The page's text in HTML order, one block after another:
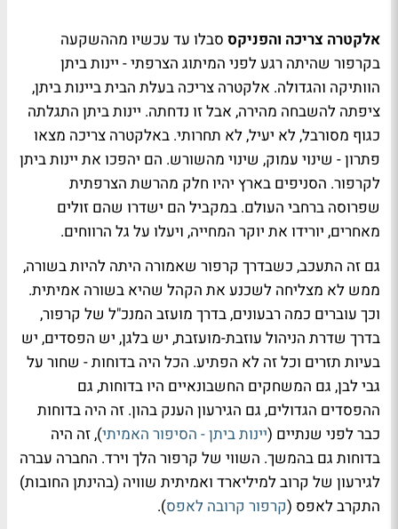
אלקטרה צריכה והפניקס סבלו עד עכשיו מההשקעה
בקרפור שהיתה רגע לפני המיתוג הצרפתי - יינות ביתן
הוותיקה והגדולה. אלקטרה צריכה בעלת הבית ביינות ביתן,
ציפתה להשבחה מהירה, אבל זו נדחתה. יינות ביתן התגלתה
כגוף מסורבל, לא יעיל, לא תחרותי. באלקטרה צריכה מצאו
פתרון - שינוי עמוק, שינוי מהשורש. הם יהפכו את יינות ביתן
לקרפור. הסניפים בארץ יהיו חלק מהרשת הצרפתית
שפרוסה ברחבי העולם. במקביל הם ישדרו שהם זולים
מאחרים, יורידו את יוקר המחייה, ויעלו על גל הרווחים.
גם זה התעכב, כשבדרך קרפור שאמורה היתה להיות בשורה,
ממש לא מצליחה לשכנע את הקהל שהיא בשורה אמיתית.
וכך עוברים כמה רבעונים, בדרך מועזב המנכ"ל של קרפור,
בדרך שדרת הניהול עוזבת-מועזבת, יש בלגן, יש הפסדים, יש
בעיות תזרים וכל זה לא הפתיע. הכל היה בדוחות - שחור על
גבי לבן, גם המשחקים החשבונאיים היו בדוחות, גם
ההפסדים הגדולים, גם הגירעון הענק בהון. זה היה בדוחות
כבר לפני שנתיים (יינות ביתן - הסיפור האמיתי), זה היה
בדוחות גם בהמשך. השווי של קרפור הלך וירד. החברה עברה
לגירעון של קרוב למיליארד ואמיתית שוויה (בהינתן החובות)
התקרב לאפס (קרפור קרובה לאפס).